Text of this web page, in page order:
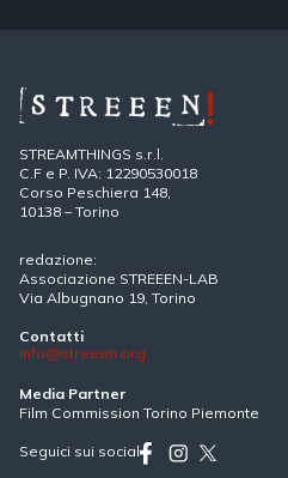
STREAMTHINGS s.r.l.
C.F e P. IVA: 12290530018
Corso Peschiera 148,
10138 – Torino
redazione:
Associazione STREEEN-LAB
Via Albugnano 19, Torino
Contatti
info@streeen.org
Media Partner
Film Commission Torino Piemonte
Seguici sui social